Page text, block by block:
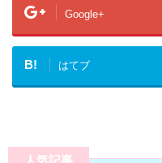
Google+
B! はてブ
人気記事